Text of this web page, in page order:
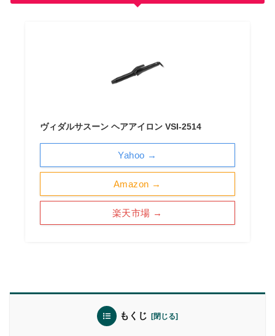
ヴィダルサスーン ヘアアイロン VSI-2514
Amazon →
楽天市場 →
Yahoo →
もくじ